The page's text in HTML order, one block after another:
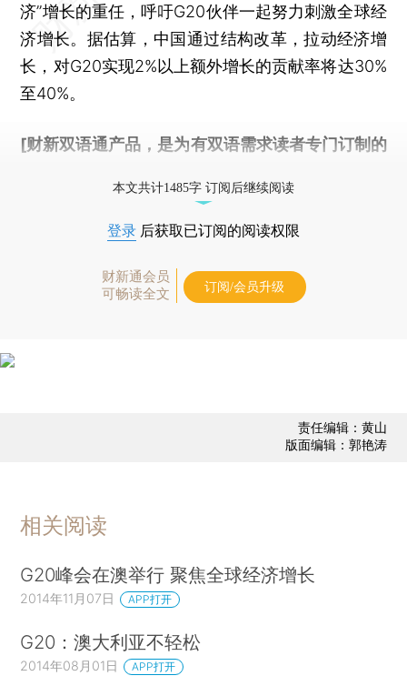
济”增长的重任，呼吁G20伙伴一起努力刺激全球经
济增长。据估算，中国通过结构改革，拉动经济增
长，对G20实现2%以上额外增长的贡献率将达30%
至40%。
[财新双语通产品，是为有双语需求读者专门订制的
本文共计1485字 订阅后继续阅读
登录 后获取已订阅的阅读权限
财新通会员
可畅读全文
订阅/会员升级
责任编辑：黄山
版面编辑：郭艳涛
相关阅读
G20峰会在澳举行 聚焦全球经济增长
2014年11月07日 APP打开
G20：澳大利亚不轻松
2014年08月01日 APP打开